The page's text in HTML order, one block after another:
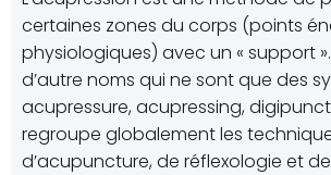
certaines zones du corps (points
physiologiques) avec un « support
d’autre noms qui ne sont que des
acupressure, acupressing,
regroupe globalement les
d’acupuncture, de réflexologie et